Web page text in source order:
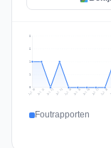
1
1
2
2
Jul 10 Jul 11 Jul 12 Jul 13 Jul 14 Jul 15 Jul 16 Jul 17 Jul 18
Foutrapporten